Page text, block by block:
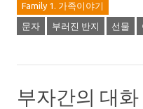
Family 1. 가족이야기
문자 부러진 반지 선물
부자간의 대화